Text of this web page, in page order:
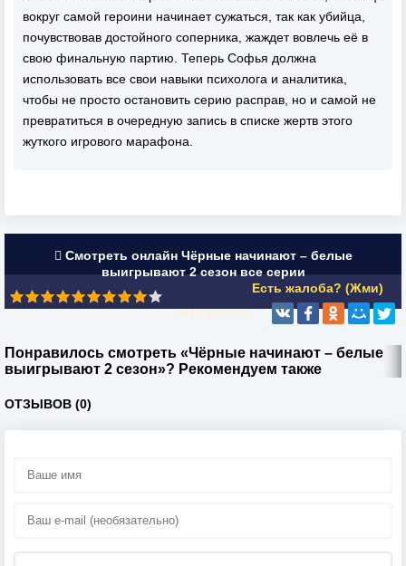
вокруг самой героини начинает сужаться, так как убийца,
почувствовав достойного соперника, жаждет вовлечь её в
свою финальную партию. Теперь Софья должна
использовать все свои навыки психолога и аналитика,
чтобы не просто остановить серию расправ, но и самой не
превратиться в очередную запись в списке жертв этого
жуткого игрового марафона.
Смотреть онлайн Чёрные начинают – белые
выигрывают 2 сезон все серии
Есть жалоба? (Жми)
9/10 (1чел.)
Понравилось смотреть «Чёрные начинают – белые
выигрывают 2 сезон»? Рекомендуем также
ОТЗЫВОВ (0)